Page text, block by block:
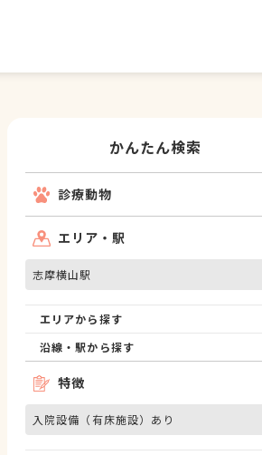
かんたん検索
診療動物
エリア・駅
志摩横山駅
エリアから探す
沿線・駅から探す
特徴
入院設備（有床施設）あり